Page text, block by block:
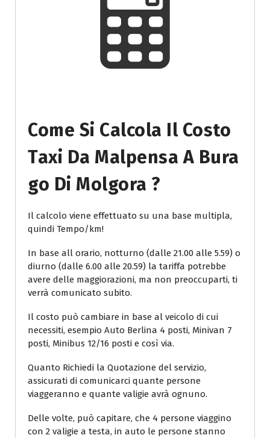
Come Si Calcola Il Costo
Taxi Da Malpensa A Bura
Go Di Molgora ?
Il calcolo viene effettuato su una base multipla,
quindi Tempo/km!
In base all orario, notturno (dalle 21.00 alle 5.59) o
diurno (dalle 6.00 alle 20.59) la tariffa potrebbe
avere delle maggiorazioni, ma non preoccuparti, ti
verrà comunicato subito.
Il costo può cambiare in base al veicolo di cui
necessiti, esempio Auto Berlina 4 posti, Minivan 7
posti, Minibus 12/16 posti e così via.
Quanto Richiedi la Quotazione del servizio,
assicurati di comunicarci quante persone
viaggeranno e quante valigie avrà ognuno.
Delle volte, può capitare, che 4 persone viaggino
con 2 valigie a testa, in auto le persone stanno